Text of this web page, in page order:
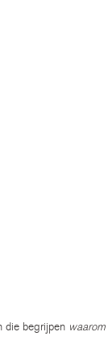
die begrijpen waarom